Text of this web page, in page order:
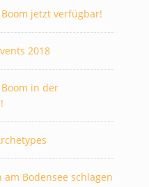
Boom jetzt verfügbar!
2018
Boom in der
Bodensee schlagen